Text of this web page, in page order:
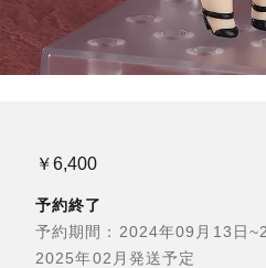
￥6,400
予約終了
予約期間：2024年09月13日
2025年02月発送予定